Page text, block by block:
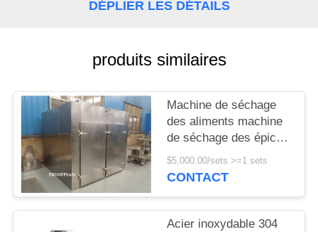
DU
SITE
PRIVACY
POLICY
DÉPLIER LES DÉTAILS
produits similaires
Machine de séchage
des aliments machine
de séchage des épices
et des piments
machine de séchage
$5,000.00/sets >=1 sets
CONTACT
Acier inoxydable 304